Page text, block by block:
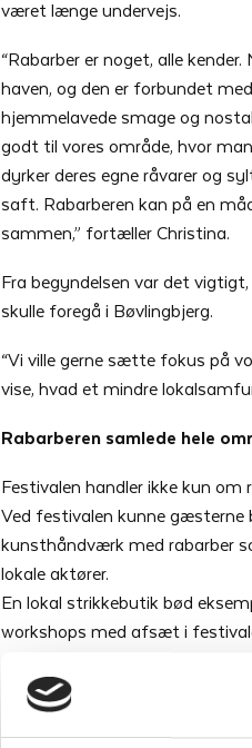
været længe undervejs.
“Rabarber er noget, alle kender.
haven, og den er forbundet
hjemmelavede smage og
godt til vores område, hvor
dyrker deres egne råvarer og
saft. Rabarberen kan på en
sammen,” fortæller Christina.
Fra begyndelsen var det
skulle foregå i Bøvlingbjerg.
“Vi ville gerne sætte fokus på
vise, hvad et mindre
Rabarberen samlede hele
Festivalen handler ikke kun om
Ved festivalen kunne gæsterne
kunsthåndværk med rabarber
lokale aktører.
En lokal strikkebutik bød
workshops med afsæt i
Festivalen blev skabt af tre